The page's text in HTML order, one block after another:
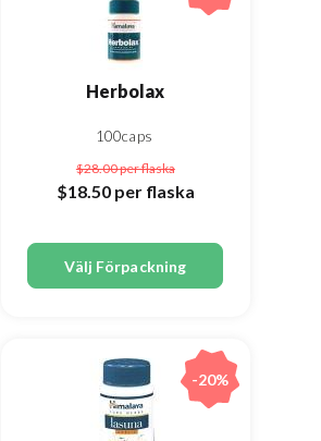
Herbolax
100caps
$28.00per flaska
$18.50 per flaska
Välj Förpackning
-20%